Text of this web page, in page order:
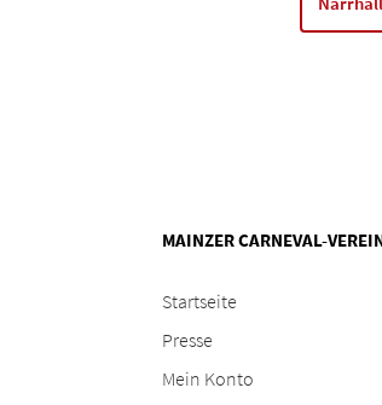
MAINZER CARNEVAL-
Startseite
Presse
Mein Konto